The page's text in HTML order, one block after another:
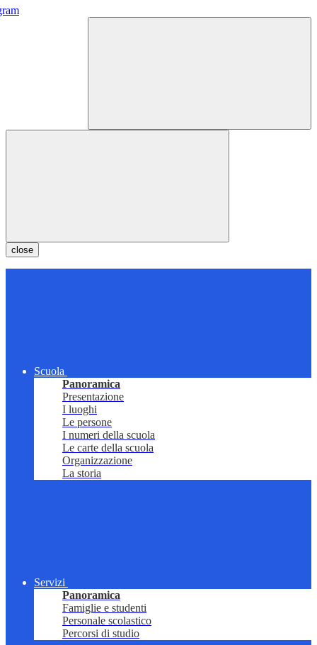
close
Scuola
Panoramica
Presentazione
I luoghi
Le persone
I numeri della scuola
Le carte della scuola
Organizzazione
La storia
Servizi
Panoramica
Famiglie e studenti
Personale scolastico
Percorsi di studio